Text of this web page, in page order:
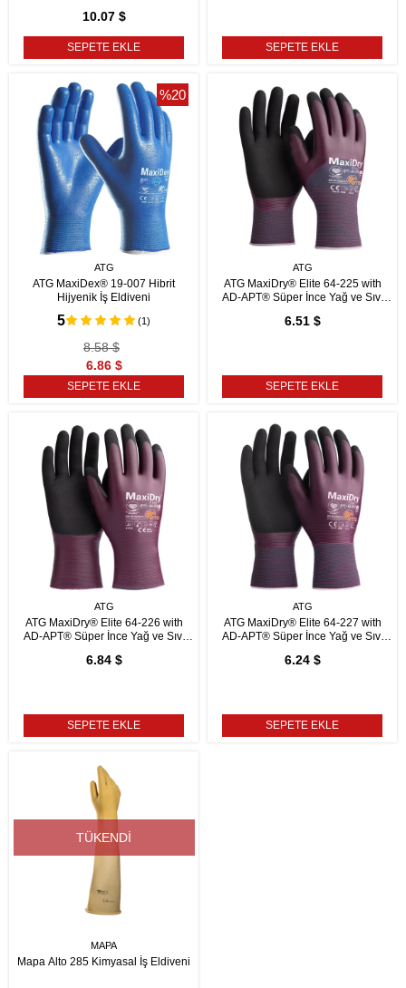
10.07 $
SEPETE EKLE SEPETE EKLE
ATG
ATG MaxiDex® 19-007 Hibrit
Hijyenik İş Eldiveni
6.86 $
8.58 $
5 (1)
SEPETE EKLE
%20
ATG
ATG MaxiDry® Elite 64-225 with
AD-APT® Süper İnce Yağ ve Sıvı
6.51 $
SEPETE EKLE
ATG
ATG MaxiDry® Elite 64-226 with
AD-APT® Süper İnce Yağ ve Sıvı
6.84 $
SEPETE EKLE
ATG
ATG MaxiDry® Elite 64-227 with
AD-APT® Süper İnce Yağ ve Sıvı
6.24 $
SEPETE EKLE
TÜKENDI
MAPA
Mapa Alto 285 Kimyasal İş Eldiveni